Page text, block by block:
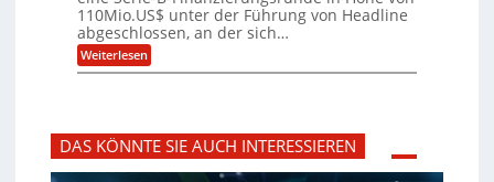
k
u
n
d
A
n
e
n
f
i
e
:
f
z
e
i
a
b
s
-
R
r
t
i
d
110Mio.US$ unter der Führung von Headline
abgeschlossen, an der sich…
Weiterlesen:
S
a
c
t
s
DAS KÖNNTE SIE AUCH INTERESSIEREN